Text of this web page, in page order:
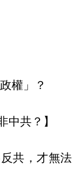
權」？
中共？】
共，才無法